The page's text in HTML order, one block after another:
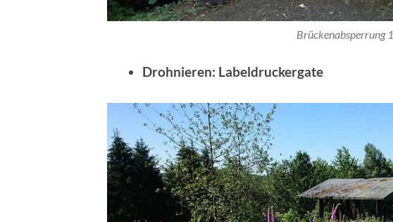
Brückenabsperrung 1
Drohnieren: Labeldruckergate